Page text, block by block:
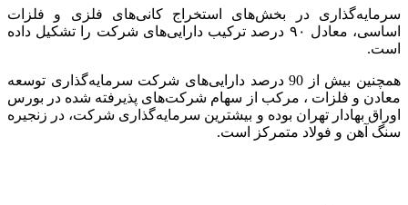
سرمایه‌گذاری در بخش‌های استخراج کانی‌های فلزی و فلزات
اساسی، معادل ۹۰ درصد ترکیب دارایی‌های شرکت را تشکیل داده
است.
همچنین بیش از 90 درصد دارایی‌های شرکت سرمایه‌گذاری توسعه
معادن و فلزات ، مرکب از سهام شرکت‌های پذیرفته شده در بورس
اوراق بهادار تهران بوده و بیشترین سرمایه‌گذاری شرکت، در زنجیره
سنگ آهن و فولاد متمرکز است.